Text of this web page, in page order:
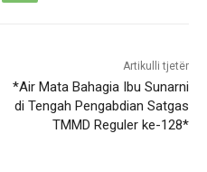
Artikulli tjetër
*Air Mata Bahagia Ibu Sunarni
di Tengah Pengabdian Satgas
TMMD Reguler ke-128*